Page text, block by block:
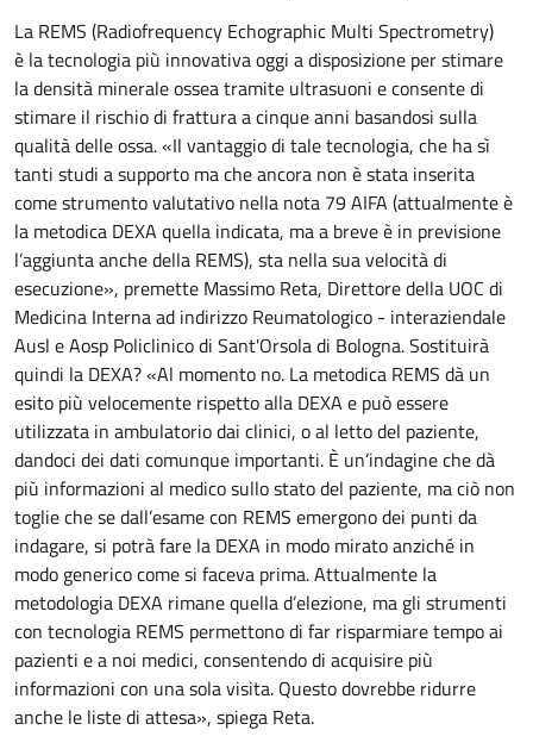
La REMS (Radiofrequency Echographic Multi Spectrometry)
è la tecnologia più innovativa oggi a disposizione per stimare
la densità minerale ossea tramite ultrasuoni e consente di
stimare il rischio di frattura a cinque anni basandosi sulla
qualità delle ossa. «Il vantaggio di tale tecnologia, che ha sì
tanti studi a supporto ma che ancora non è stata inserita
come strumento valutativo nella nota 79 AIFA (attualmente è
la metodica DEXA quella indicata, ma a breve è in previsione
l’aggiunta anche della REMS), sta nella sua velocità di
esecuzione», premette Massimo Reta, Direttore della UOC di
Medicina Interna ad indirizzo Reumatologico - interaziendale
Ausl e Aosp Policlinico di Sant'Orsola di Bologna. Sostituirà
quindi la DEXA? «Al momento no. La metodica REMS dà un
esito più velocemente rispetto alla DEXA e può essere
utilizzata in ambulatorio dai clinici, o al letto del paziente,
dandoci dei dati comunque importanti. È un’indagine che dà
più informazioni al medico sullo stato del paziente, ma ciò non
toglie che se dall’esame con REMS emergono dei punti da
indagare, si potrà fare la DEXA in modo mirato anziché in
modo generico come si faceva prima. Attualmente la
metodologia DEXA rimane quella d’elezione, ma gli strumenti
con tecnologia REMS permettono di far risparmiare tempo ai
pazienti e a noi medici, consentendo di acquisire più
informazioni con una sola visita. Questo dovrebbe ridurre
anche le liste di attesa», spiega Reta.